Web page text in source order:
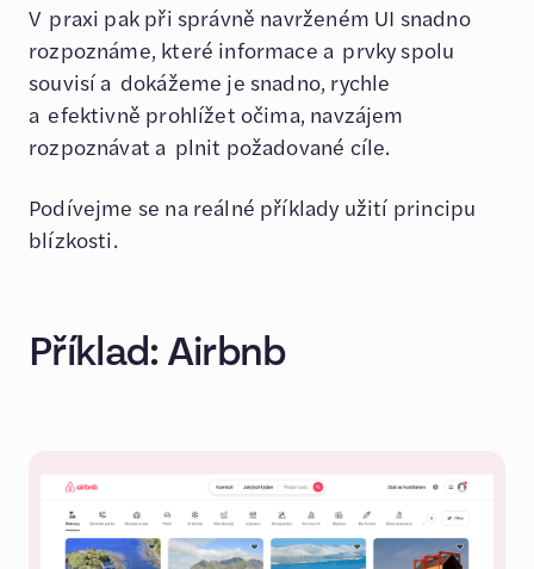
V praxi pak při správně navrženém UI snadno
rozpoznáme, které informace a prvky spolu
souvisí a dokážeme je snadno, rychle
a efektivně prohlížet očima, navzájem
rozpoznávat a plnit požadované cíle.
Podívejme se na reálné příklady užití principu
blízkosti.
Příklad: Airbnb